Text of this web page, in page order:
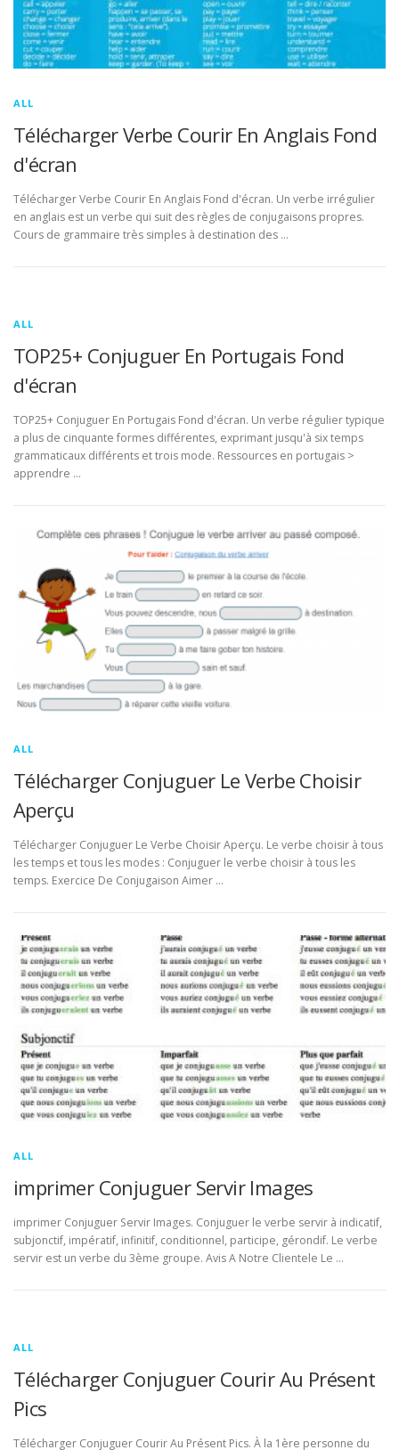
ALL
Télécharger Verbe Courir En Anglais Fond
d'écran
Télécharger Verbe Courir En Anglais Fond d'écran. Un verbe irrégulier
en anglais est un verbe qui suit des règles de conjugaisons propres.
Cours de grammaire très simples à destination des …
ALL
TOP25+ Conjuguer En Portugais Fond
d'écran
TOP25+ Conjuguer En Portugais Fond d'écran. Un verbe régulier typique
a plus de cinquante formes différentes, exprimant jusqu'à six temps
grammaticaux différents et trois mode. Ressources en portugais >
apprendre …
ALL
Télécharger Conjuguer Le Verbe Choisir
Aperçu
Télécharger Conjuguer Le Verbe Choisir Aperçu. Le verbe choisir à tous
les temps et tous les modes : Conjuguer le verbe choisir à tous les
temps. Exercice De Conjugaison Aimer …
ALL
imprimer Conjuguer Servir Images
imprimer Conjuguer Servir Images. Conjuguer le verbe servir à indicatif,
subjonctif, impératif, infinitif, conditionnel, participe, gérondif. Le verbe
servir est un verbe du 3ème groupe. Avis A Notre Clientele Le …
ALL
Télécharger Conjuguer Courir Au Présent
Pics
Télécharger Conjuguer Courir Au Présent Pics. À la 1ère personne du